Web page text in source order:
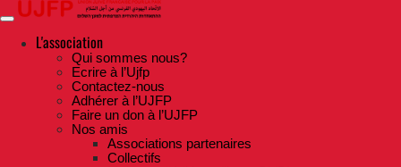
Skip
to
contentL'association
Qui sommes nous?
Ecrire à l’Ujfp
Contactez-nous
Adhérer à l’UJFP
Faire un don à l’UJFP
Nos amis
Associations partenaires
Collectifs